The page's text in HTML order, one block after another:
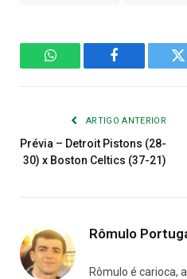
WhatsAppFacebook
ARTIGO ANTERIOR
Prévia – Detroit Pistons (28-
30) x Boston Celtics (37-21)
Rômulo
Rômulo é carioca,